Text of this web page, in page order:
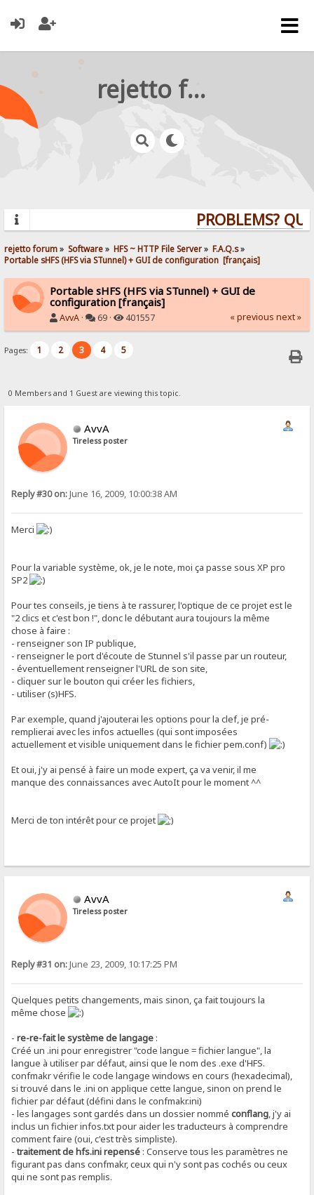
rejetto forum
PROBLEMS?
rejetto forum» Software» HFS ~ HTTP File Server» F.A.Q.s»
Portable sHFS (HFS via STunnel) + GUI de configuration  [français]
Portable sHFS (HFS via STunnel) + GUI de
configuration [français]
AvvA · 69 · 401557 « previous next »
Pages: 1 2 3 4 5
0 Members and 1 Guest are viewing this topic.
AvvA
Tireless poster
Reply #30 on:June 16, 2009, 10:00:38 AM
Merci
Pour la variable système, ok, je le note, moi ça passe sous XP pro
SP2
Pour tes conseils, je tiens à te rassurer, l'optique de ce projet est le
"2 clics et c'est bon !", donc le débutant aura toujours la même
chose à faire :
- renseigner son IP publique,
- renseigner le port d'écoute de Stunnel s'il passe par un routeur,
- éventuellement renseigner l'URL de son site,
- cliquer sur le bouton qui créer les fichiers,
- utiliser (s)HFS.
Par exemple, quand j'ajouterai les options pour la clef, je pré-
remplierai avec les infos actuelles (qui sont imposées
actuellement et visible uniquement dans le fichier pem.conf)
Et oui, j'y ai pensé à faire un mode expert, ça va venir, il me
manque des connaissances avec AutoIt pour le moment ^^
Merci de ton intérêt pour ce projet
AvvA
Tireless poster
Reply #31 on:June 23, 2009, 10:17:25 PM
Quelques petits changements, mais sinon, ça fait toujours la
même chose
- re-re-fait le système de langage :
Créé un .ini pour enregistrer "code langue = fichier langue", la
langue à utiliser par défaut, ainsi que le nom des .exe d'HFS.
confmakr vérifie le code langage windows en cours (hexadecimal),
si trouvé dans le .ini on applique cette langue, sinon on prend le
fichier par défaut (défini dans le confmakr.ini)
- les langages sont gardés dans un dossier nomméconflang, j'y ai
inclus un fichier infos.txt pour aider les traducteurs à comprendre
comment faire (oui, c'est très simpliste).
-traitement de hfs.ini repensé : Conserve tous les paramètres ne
figurant pas dans confmakr, ceux qui n'y sont pas cochés ou ceux
qui ne sont pas remplis.